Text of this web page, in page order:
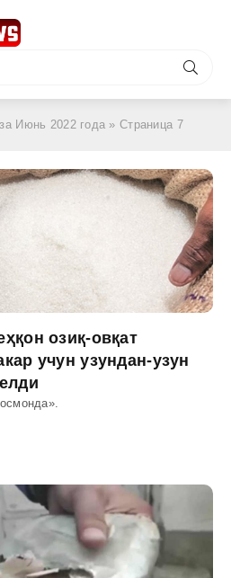
Июнь 2022 года » Страница 7
озиқ-овқат
учун узундан-узун